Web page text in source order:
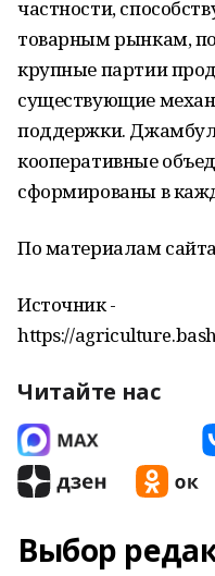
частности,
товарным рынкам,
крупные партии
существующие
поддержки.
кооперативные
сформированы в
По материалам
Источник -
https://
Читайте нас
Выбор